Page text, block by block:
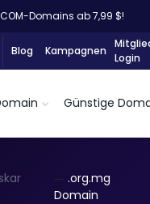
Domains ab 7,99 $!
Blog Kampagnen
Login
Günstige
.org.mg
Domain